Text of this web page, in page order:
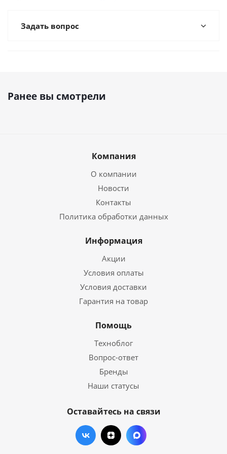
Задать вопрос
Ранее вы смотрели
Компания
О компании
Новости
Контакты
Политика обработки данных
Информация
Акции
Условия оплаты
Условия доставки
Гарантия на товар
Помощь
Техноблог
Вопрос-ответ
Бренды
Наши статусы
Оставайтесь на связи